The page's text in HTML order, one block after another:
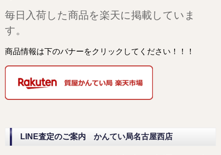
毎日入荷した商品を楽天に掲載していま
す。
商品情報は下のバナーをクリックしてください！！！
LINE査定のご案内 かんてい局名古屋西店